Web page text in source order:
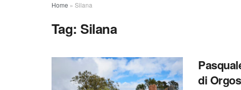
Home » Silana
Tag: Silana
di